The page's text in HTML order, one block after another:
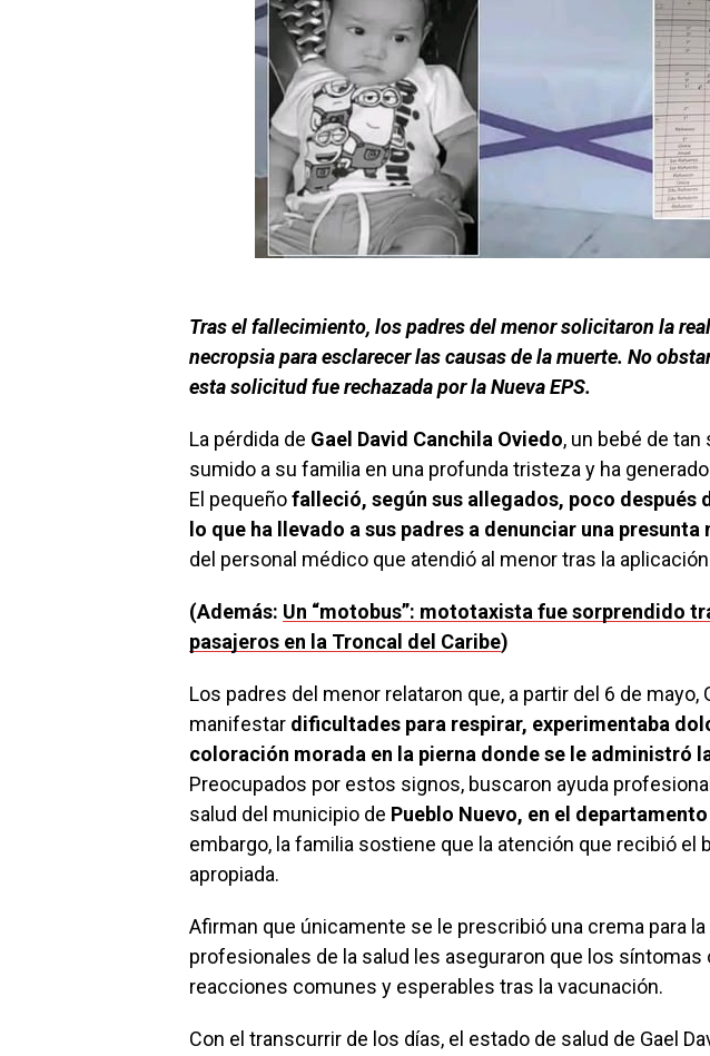
Tras el fallecimiento, los padres del menor solicitaron la
necropsia para esclarecer las causas de la muerte. No
esta solicitud fue rechazada por la Nueva EPS.
La pérdida de Gael David Canchila Oviedo, un bebé de
sumido a su familia en una profunda tristeza y ha
El pequeñofalleció, según sus allegados, poco después
lo que ha llevado a sus padres a denunciar una presunta
del personal médico que atendió al menor tras la
(Además: Un “motobus”: mototaxista fue sorprendido
pasajeros en la Troncal del Caribe)
Los padres del menor relataron que, a partir del 6 de mayo,
manifestar dificultades para respirar, experimentaba
coloración morada en la pierna donde se le administró
Preocupados por estos signos, buscaron ayuda
salud del municipio de Pueblo Nuevo, en el
embargo, la familia sostiene que la atención que recibió el
apropiada.
Afirman que únicamente se le prescribió una crema para
profesionales de la salud les aseguraron que los síntomas
reacciones comunes y esperables tras la vacunación.
Con el transcurrir de los días, el estado de salud de Gael